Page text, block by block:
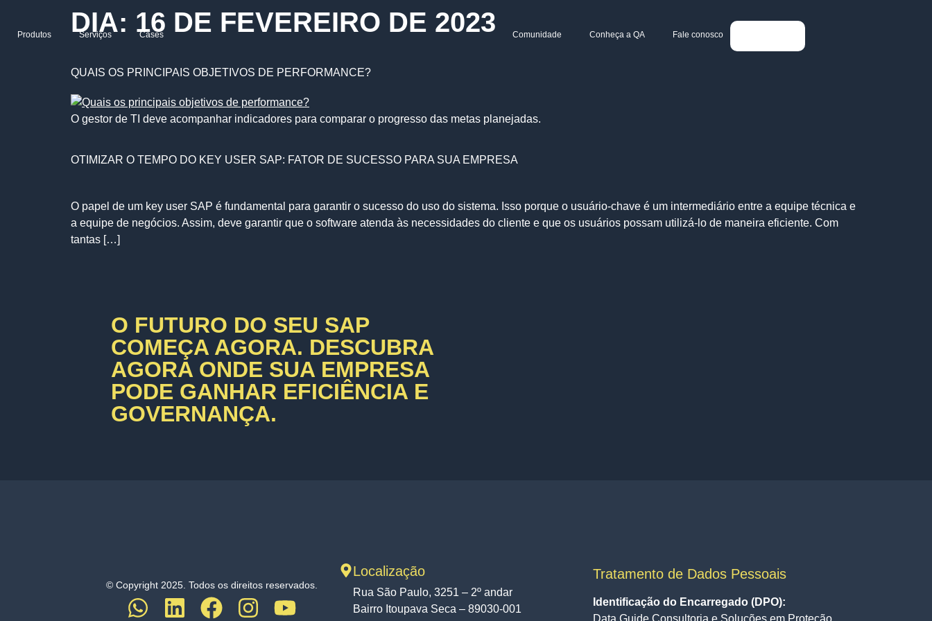
Produtos Serviços Cases Comunidade Conheça a QA Fale conosco
DIA: 16 DE FEVEREIRO DE 2023
QUAIS OS PRINCIPAIS OBJETIVOS DE PERFORMANCE?
O gestor de TI deve acompanhar indicadores para comparar o progresso das metas planejadas.
OTIMIZAR O TEMPO DO KEY USER SAP: FATOR DE SUCESSO PARA SUA EMPRESA
O papel de um key user SAP é fundamental para garantir o sucesso do uso do sistema. Isso porque o usuário-chave é um intermediário entre a equipe técnica e
a equipe de negócios. Assim, deve garantir que o software atenda às necessidades do cliente e que os usuários possam utilizá-lo de maneira eficiente. Com
tantas […]
O FUTURO DO SEU SAP
COMEÇA AGORA. DESCUBRA
AGORA ONDE SUA EMPRESA
PODE GANHAR EFICIÊNCIA E
GOVERNANÇA.
© Copyright 2025. Todos os direitos reservados.
Localização
Rua São Paulo, 3251 – 2º andar
Bairro Itoupava Seca – 89030-001
Tratamento de Dados Pessoais
Identificação do Encarregado (DPO):